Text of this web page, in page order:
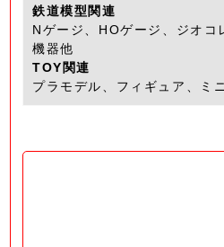
鉄道模型関連
Nゲージ、HOゲージ、ジオコ
機器他
TOY関連
プラモデル、フィギュア、ミ